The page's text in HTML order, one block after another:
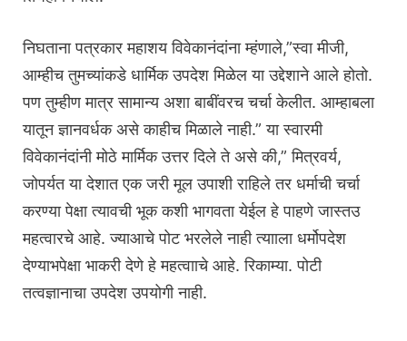
निघताना पत्रकार महाशय विवेकानंदांना म्हंणाले,”स्वा मीजी,
आम्हीच तुमच्यांकडे धार्मिक उपदेश मिळेल या उद्देशाने आले होतो.
पण तुम्हीण मात्र सामान्य‍ अशा बाबींवरच चर्चा केलीत. आम्हाबला
यातून ज्ञानवर्धक असे काहीच मिळाले नाही.” या स्वारमी
विवेकानंदांनी मोठे मार्मिक उत्तर दिले ते असे की,” मित्रवर्य,
जोपर्यत या देशात एक जरी मूल उपाशी राहिले तर धर्माची चर्चा
करण्या पेक्षा त्यावची भूक कशी भागवता येईल हे पाहणे जास्तउ
महत्वारचे आहे. ज्याआचे पोट भरलेले नाही त्यााला धर्मोपदेश
देण्याभपेक्षा भाकरी देणे हे महत्वााचे आहे. रिकाम्या. पोटी
तत्वज्ञानाचा उपदेश उपयोगी नाही.